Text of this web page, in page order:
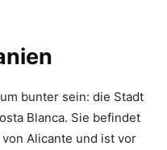
bunter sein: die Stadt
Blanca. Sie befindet
Alicante und ist vor